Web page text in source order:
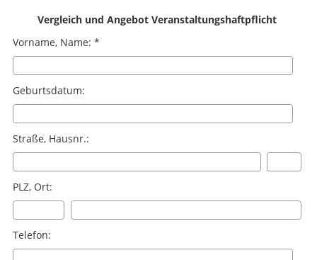
Vergleich und Angebot Veranstaltungshaftpflicht
Vorname, Name: *
Geburtsdatum:
Straße, Hausnr.:
PLZ, Ort:
Telefon: